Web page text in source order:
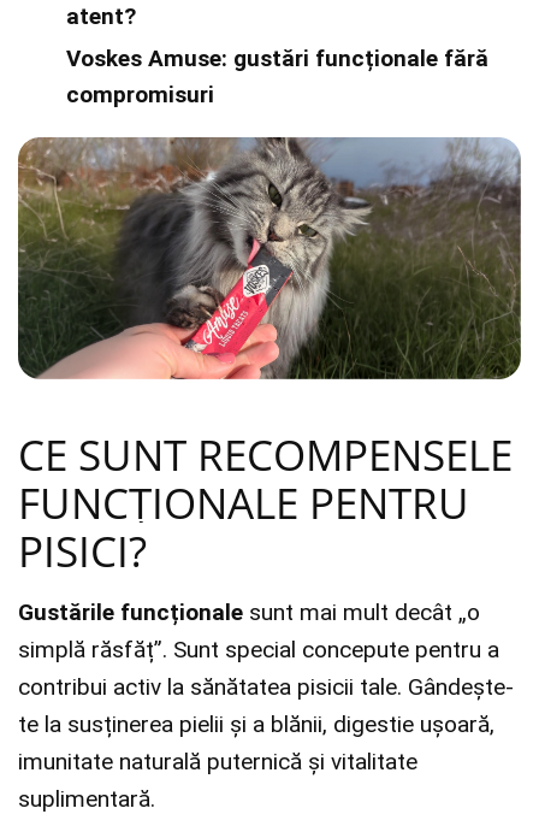
atent?
Voskes Amuse: gustări funcționale fără
compromisuri
CE SUNT RECOMPENSELE
FUNCȚIONALE PENTRU
PISICI?
Gustările funcționale sunt mai mult decât „o
simplă răsfăț”. Sunt special concepute pentru a
contribui activ la sănătatea pisicii tale. Gândește-
te la susținerea pielii și a blănii, digestie ușoară,
imunitate naturală puternică și vitalitate
suplimentară.